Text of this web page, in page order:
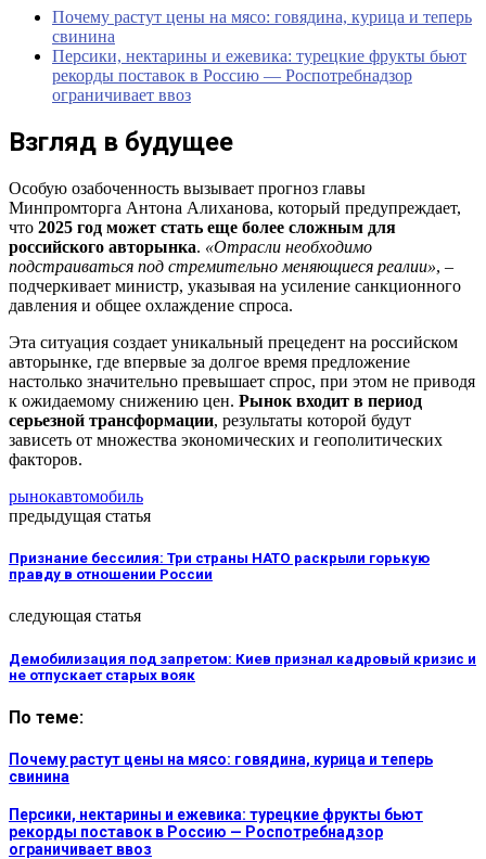
Почему растут цены на мясо: говядина, курица и теперь
свинина
Персики, нектарины и ежевика: турецкие фрукты бьют
рекорды поставок в Россию — Роспотребнадзор
ограничивает ввоз
Взгляд в будущее
Особую озабоченность вызывает прогноз главы
Минпромторга Антона Алиханова, который предупреждает,
что 2025 год может стать еще более сложным для
российского авторынка. «Отрасли необходимо
подстраиваться под стремительно меняющиеся реалии», –
подчеркивает министр, указывая на усиление санкционного
давления и общее охлаждение спроса.
Эта ситуация создает уникальный прецедент на российском
авторынке, где впервые за долгое время предложение
настолько значительно превышает спрос, при этом не приводя
к ожидаемому снижению цен. Рынок входит в период
серьезной трансформации, результаты которой будут
зависеть от множества экономических и геополитических
факторов.
рынокавтомобиль
предыдущая статья
Признание бессилия: Три страны НАТО раскрыли горькую
правду в отношении России
следующая статья
Демобилизация под запретом: Киев признал кадровый кризис и
не отпускает старых вояк
По теме:
Почему растут цены на мясо: говядина, курица и теперь
свинина
Персики, нектарины и ежевика: турецкие фрукты бьют
рекорды поставок в Россию — Роспотребнадзор
ограничивает ввоз